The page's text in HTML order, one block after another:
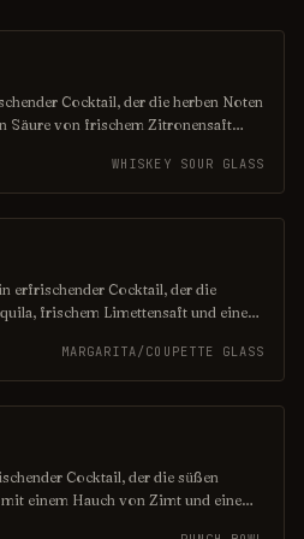
Cocktail, der die herben Noten
Säure von frischem Zitronensaft
Textur, bietet er ein ausgewogenes
süß als auch sauer ist. Ideal für
aufregende Variante genießen
WHISKEY SOUR GLASS
erfrischender Cocktail, der die
frischem Limettensaft und einem
ist er der ideale Begleiter für
Genießen Sie diesen
Twist!
MARGARITA/COUPETTE GLASS
Cocktail, der die süßen
einem Hauch von Zimt und einem